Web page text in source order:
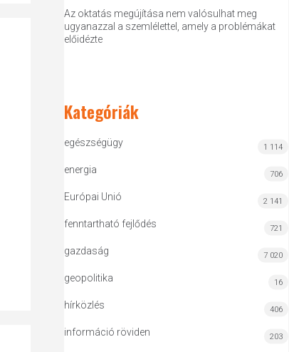
Az oktatás megújítása nem valósulhat meg
ugyanazzal a szemlélettel, amely a problémákat
előidézte
Kategóriák
egészségügy 1 114
energia 706
Európai Unió 2 141
fenntartható fejlődés 721
gazdaság 7 020
geopolitika 16
hírközlés 406
információ röviden 203